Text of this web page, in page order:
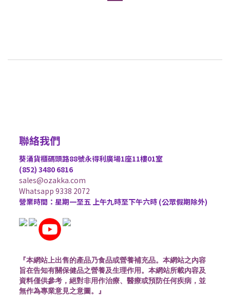
聯絡我們
葵涌貨櫃碼頭路88號永得利廣場1座11樓01室
(852) 3480 6816
sales@ozakka.com
Whatsapp 9338 2072
營業時間：星期一至五 上午九時至下午六時 (公眾假期除外)
『本網站上出售的產品乃食品或營養補充品。本網站之內容
旨在告知有關保健品之營養及生理作用。本網站所載內容及
資料僅供參考，絕對非用作治療、醫療或預防任何疾病，並
無作為專業意見之意圖。』